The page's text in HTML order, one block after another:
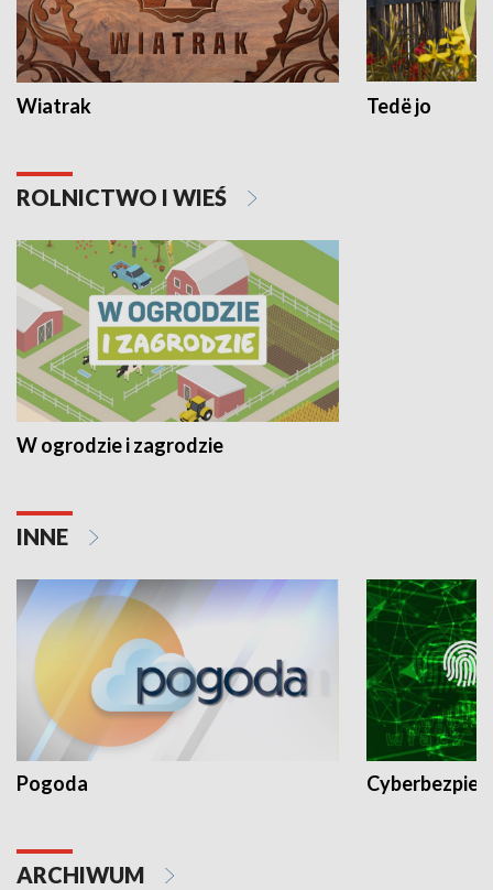
Wiatrak Tedë jo
ROLNICTWO I WIEŚ
W ogrodzie i zagrodzie
INNE
Pogoda
ARCHIWUM